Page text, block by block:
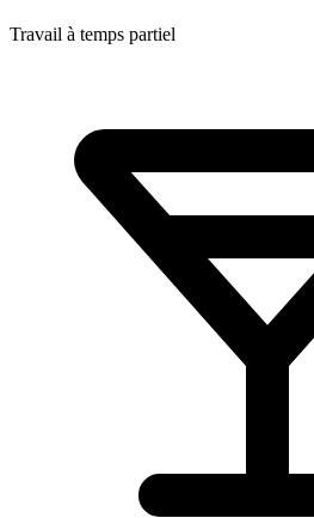
Travail à temps partiel